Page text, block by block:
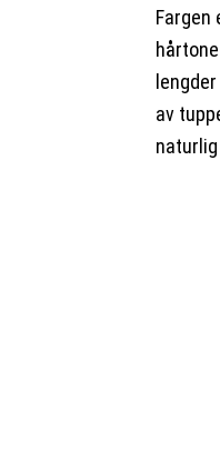
Fargen
av